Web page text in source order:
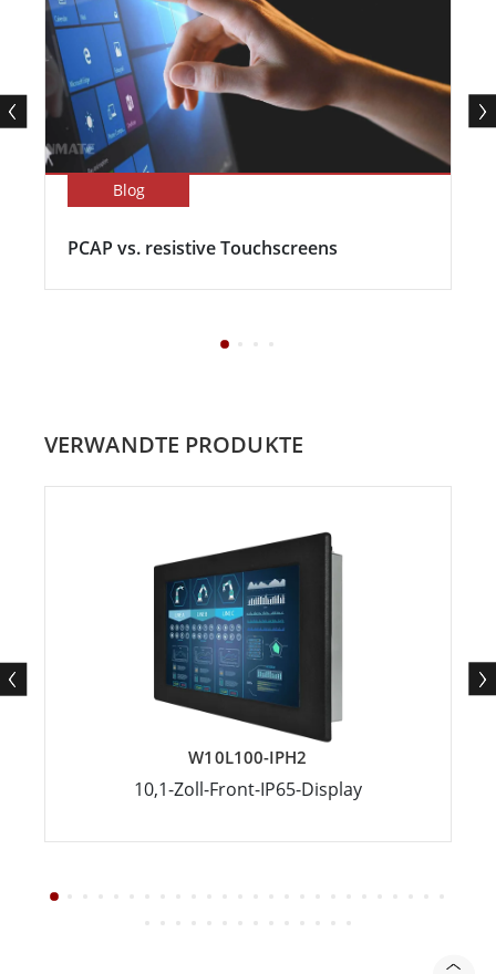
Blog
PCAP vs. resistive Touchscreens
VERWANDTE PRODUKTE
W10L100-IPH2
10,1-Zoll-Front-IP65-Display